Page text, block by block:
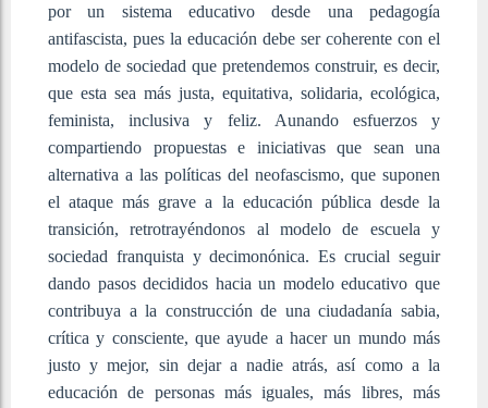
por un sistema educativo desde una pedagogía
antifascista, pues la educación debe ser coherente con el
modelo de sociedad que pretendemos construir, es decir,
que esta sea más justa, equitativa, solidaria, ecológica,
feminista, inclusiva y feliz. Aunando esfuerzos y
compartiendo propuestas e iniciativas que sean una
alternativa a las políticas del neofascismo, que suponen
el ataque más grave a la educación pública desde la
transición, retrotrayéndonos al modelo de escuela y
sociedad franquista y decimonónica. Es crucial seguir
dando pasos decididos hacia un modelo educativo que
contribuya a la construcción de una ciudadanía sabia,
crítica y consciente, que ayude a hacer un mundo más
justo y mejor, sin dejar a nadie atrás, así como a la
educación de personas más iguales, más libres, más